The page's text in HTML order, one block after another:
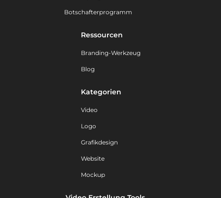
Botschafterprogramm
Ressourcen
Branding-Werkzeug
Blog
Kategorien
Video
Logo
Grafikdesign
Website
Mockup